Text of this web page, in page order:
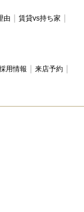
由
賃貸vs持ち家
用情報
来店予約